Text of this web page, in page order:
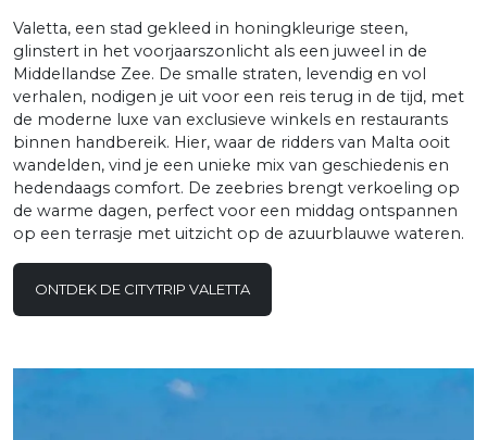
Valetta, een stad gekleed in honingkleurige steen,
glinstert in het voorjaarszonlicht als een juweel in de
Middellandse Zee. De smalle straten, levendig en vol
verhalen, nodigen je uit voor een reis terug in de tijd, met
de moderne luxe van exclusieve winkels en restaurants
binnen handbereik. Hier, waar de ridders van Malta ooit
wandelden, vind je een unieke mix van geschiedenis en
hedendaags comfort. De zeebries brengt verkoeling op
de warme dagen, perfect voor een middag ontspannen
op een terrasje met uitzicht op de azuurblauwe wateren.
ONTDEK DE CITYTRIP VALETTA